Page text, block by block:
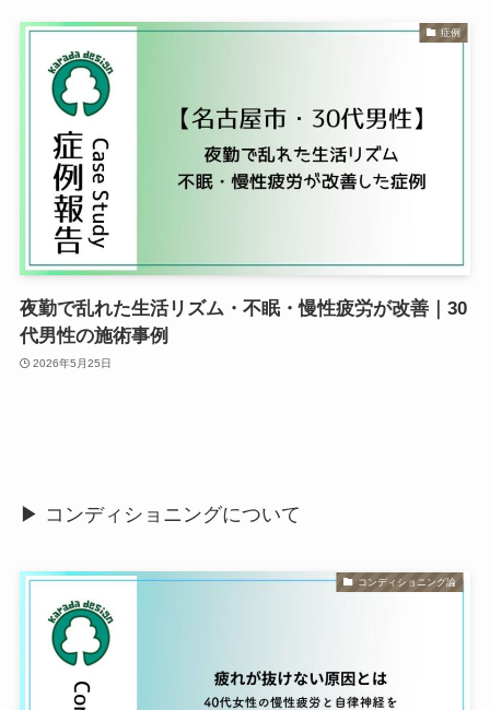
症例
夜勤で乱れた生活リズム・不眠・慢性疲労が改善｜30
代男性の施術事例
2026年5月25日
▶ コンディショニングについて
コンディショニング論